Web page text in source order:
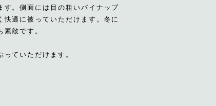
す。側面には目の粗いパイナップ
適に被っていただけます。冬に
敵です。
ていただけます。